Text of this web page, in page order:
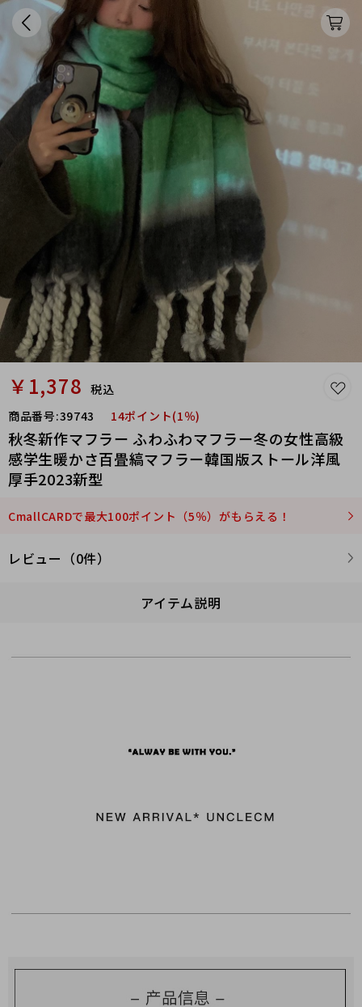
￥1,378 税込
商品番号:39743 14ポイント(1％)
秋冬新作マフラー ふわふわマフラー冬の女性高級
感学生暖かさ百畳縞マフラー韓国版ストール洋風
厚手2023新型
CmallCARDで最大100ポイント（5％）がもらえる！
レビュー（0件）
アイテム説明